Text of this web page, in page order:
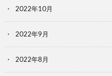
2022年10月
2022年9月
2022年8月